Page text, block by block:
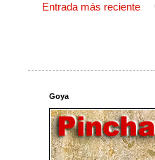
Entrada más reciente
Goya